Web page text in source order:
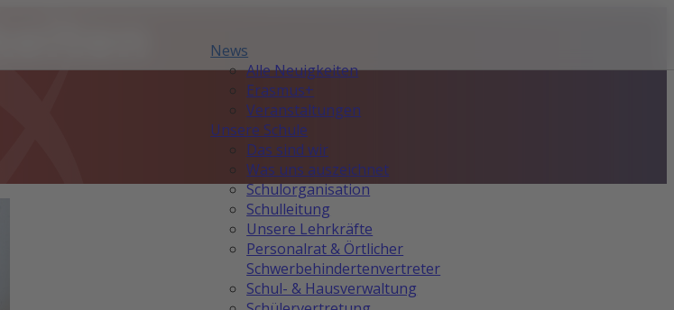
News
Alle Neuigkeiten
Erasmus+
Veranstaltungen
Unsere Schule
Das sind wir
Was uns auszeichnet
Schulorganisation
Schulleitung
Unsere Lehrkräfte
Personalrat & Örtlicher
Schwerbehindertenvertreter
Schul- & Hausverwaltung